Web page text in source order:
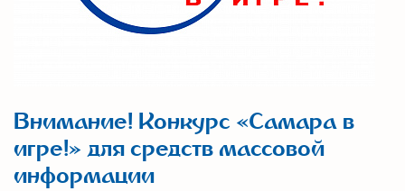
Внимание! Конкурс «Самара в
игре!» для средств массовой
информации